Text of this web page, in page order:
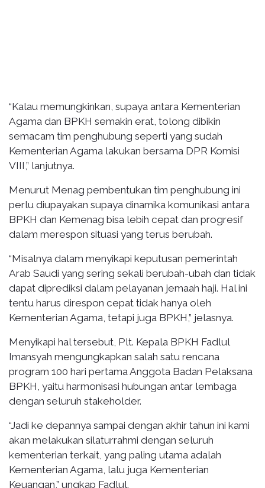
“Kalau memungkinkan, supaya antara Kementerian
Agama dan BPKH semakin erat, tolong dibikin
semacam tim penghubung seperti yang sudah
Kementerian Agama lakukan bersama DPR Komisi
VIII,” lanjutnya.
Menurut Menag pembentukan tim penghubung ini
perlu diupayakan supaya dinamika komunikasi antara
BPKH dan Kemenag bisa lebih cepat dan progresif
dalam merespon situasi yang terus berubah.
“Misalnya dalam menyikapi keputusan pemerintah
Arab Saudi yang sering sekali berubah-ubah dan tidak
dapat diprediksi dalam pelayanan jemaah haji. Hal ini
tentu harus direspon cepat tidak hanya oleh
Kementerian Agama, tetapi juga BPKH,” jelasnya.
Menyikapi hal tersebut, Plt. Kepala BPKH Fadlul
Imansyah mengungkapkan salah satu rencana
program 100 hari pertama Anggota Badan Pelaksana
BPKH, yaitu harmonisasi hubungan antar lembaga
dengan seluruh stakeholder.
“Jadi ke depannya sampai dengan akhir tahun ini kami
akan melakukan silaturrahmi dengan seluruh
kementerian terkait, yang paling utama adalah
Kementerian Agama, lalu juga Kementerian
Keuangan,” ungkap Fadlul.